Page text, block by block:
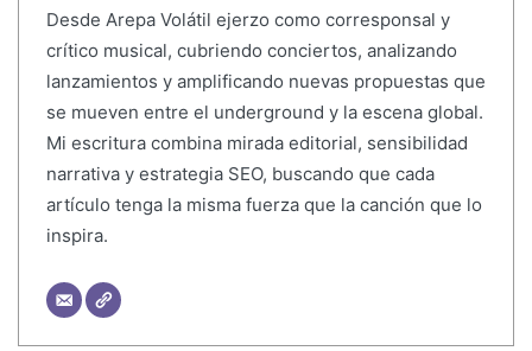
Desde Arepa Volátil ejerzo como corresponsal y
crítico musical, cubriendo conciertos, analizando
lanzamientos y amplificando nuevas propuestas que
se mueven entre el underground y la escena global.
Mi escritura combina mirada editorial, sensibilidad
narrativa y estrategia SEO, buscando que cada
artículo tenga la misma fuerza que la canción que lo
inspira.